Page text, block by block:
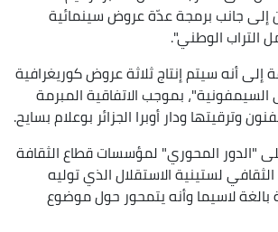
جانب برمجة عدّة عروض سينمائية
الوطني".
إلى أنه سيتم إنتاج ثلاثة عروض كوريغرافية
بموجب الاتفاقية المبرمة
وترقيتها ودار أوبرا الجزائر بوعلام بسايح.
المحوري" لمؤسسات قطاع الثقافة
لستينية الاستقلال الذي توليه
لاسيما وأنه يتمحور حول موضوع